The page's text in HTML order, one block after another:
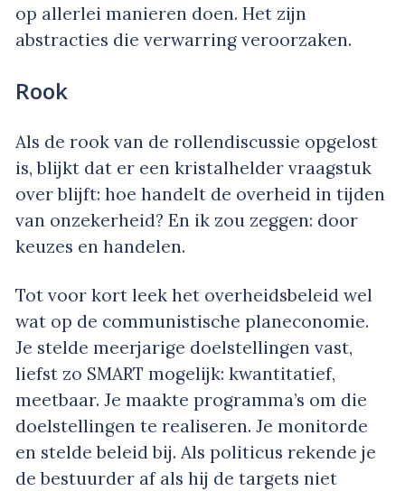
op allerlei manieren doen. Het zijn
abstracties die verwarring veroorzaken.
Rook
Als de rook van de rollendiscussie opgelost
is, blijkt dat er een kristalhelder vraagstuk
over blijft: hoe handelt de overheid in tijden
van onzekerheid? En ik zou zeggen: door
keuzes en handelen.
Tot voor kort leek het overheidsbeleid wel
wat op de communistische planeconomie.
Je stelde meerjarige doelstellingen vast,
liefst zo SMART mogelijk: kwantitatief,
meetbaar. Je maakte programma’s om die
doelstellingen te realiseren. Je monitorde
en stelde beleid bij. Als politicus rekende je
de bestuurder af als hij de targets niet